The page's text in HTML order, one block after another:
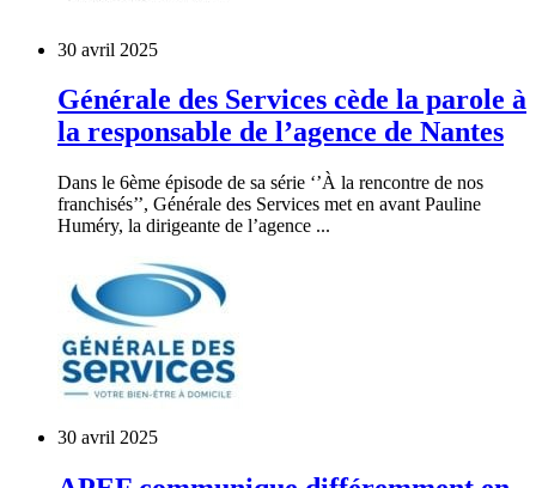
30 avril 2025
Générale des Services cède la parole à
la responsable de l’agence de Nantes
Dans le 6ème épisode de sa série ‘’À la rencontre de nos
franchisés’’, Générale des Services met en avant Pauline
Huméry, la dirigeante de l’agence ...
30 avril 2025